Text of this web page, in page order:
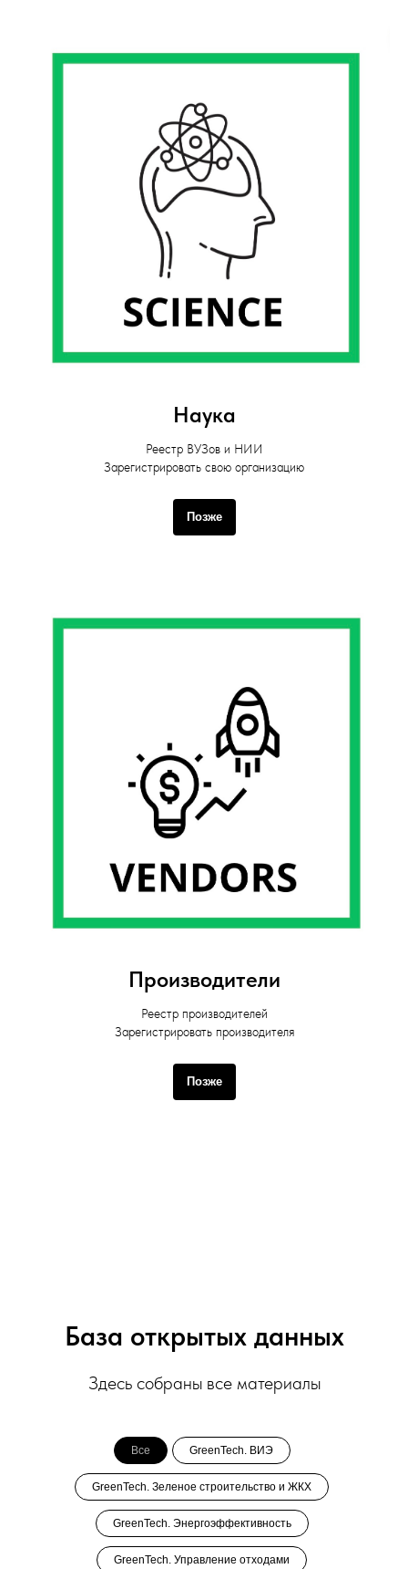
Наука
Реестр ВУЗов и НИИ
Зарегистрировать свою организацию
Позже
Производители
Реестр производителей
Зарегистрировать производителя
Позже
База открытых данных
Здесь собраны все материалы
Все GreenTech. ВИЭ
GreenTech. Зеленое строительство и ЖКХ
GreenTech. Энергоэффективность
GreenTech. Управление отходами